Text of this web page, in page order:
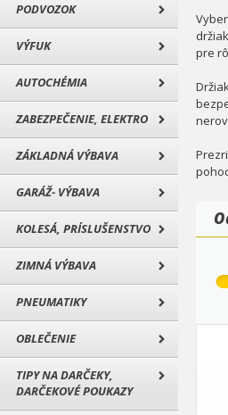
PODVOZOK
VÝFUK
AUTOCHÉMIA
ZABEZPEČENIE, ELEKTRO
ZÁKLADNÁ VÝBAVA
GARÁŽ- VÝBAVA
KOLESÁ, PRÍSLUŠENSTVO
ZIMNÁ VÝBAVA
PNEUMATIKY
OBLEČENIE
TIPY NA DARČEKY,
DARČEKOVÉ POUKAZY
pre